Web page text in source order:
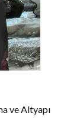
ve Altyapı